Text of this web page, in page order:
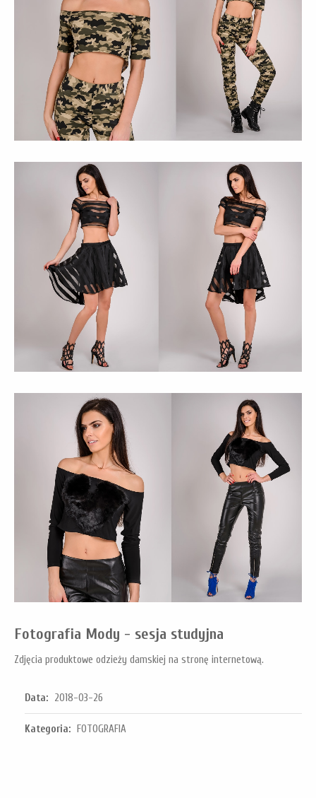
Fotografia Mody - sesja studyjna
Zdjęcia produktowe odzieży damskiej na stronę internetową.
Data: 2018-03-26
Kategoria: FOTOGRAFIA